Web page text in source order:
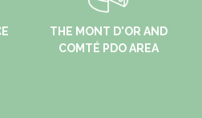
THE MONT D'OR AND
COMTÉ PDO AREA